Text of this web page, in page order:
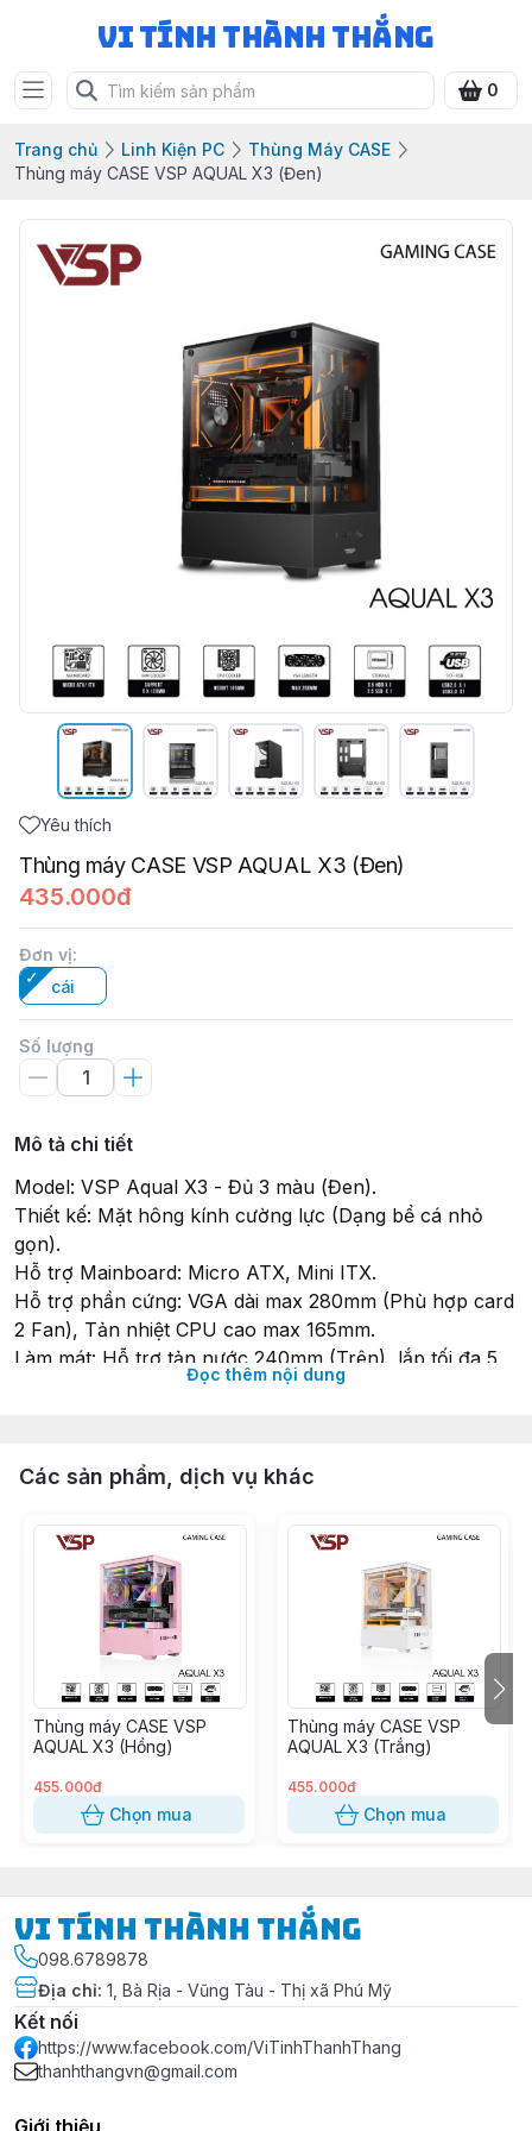
Vi Tính Thành Thắng
0
Trang chủ Linh Kiện PC
Thùng Máy CASE
Thùng máy CASE VSP AQUAL X3 (Đen)
Yêu thích
Thùng máy CASE VSP AQUAL X3 (Đen)
435.000đ
Đơn vị:
cái
Số lượng
Mô tả chi tiết
Model: VSP Aqual X3 - Đủ 3 màu (Đen).
Thiết kế: Mặt hông kính cường lực (Dạng bể cá nhỏ
gọn).
Hỗ trợ Mainboard: Micro ATX, Mini ITX.
Hỗ trợ phần cứng: VGA dài max 280mm (Phù hợp card
2 Fan), Tản nhiệt CPU cao max 165mm.
Làm mát: Hỗ trợ tản nước 240mm (Trên), lắp tối đa 5
Kích thước: 295 x 195 x 395 mm.
Đọc thêm nội dung
Các sản phẩm, dịch vụ khác
Thùng máy CASE VSP
AQUAL X3 (Hồng)
455.000đ
Chọn mua
Thùng máy CASE VSP
AQUAL X3 (Trắng)
455.000đ
Chọn mua
Vi Tính Thành Thắng
098.6789878
Địa chỉ: 1, Bà Rịa - Vũng Tàu - Thị xã Phú Mỹ
Kết nối
https://www.facebook.com/ViTinhThanhThang
thanhthangvn@gmail.com
Giới thiệu